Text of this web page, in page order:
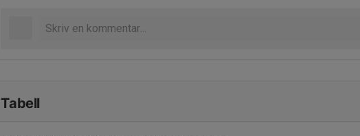
Tabell